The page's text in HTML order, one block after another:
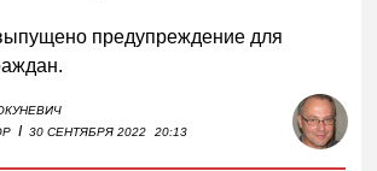
предупреждение для
I 30 СЕНТЯБРЯ 2022 20:13